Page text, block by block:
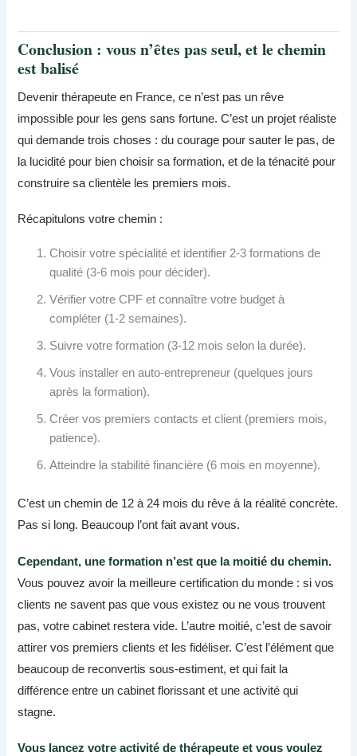
Conclusion : vous n’êtes pas seul, et le chemin
est balisé
Devenir thérapeute en France, ce n’est pas un rêve
impossible pour les gens sans fortune. C’est un projet réaliste
qui demande trois choses : du courage pour sauter le pas, de
la lucidité pour bien choisir sa formation, et de la ténacité pour
construire sa clientèle les premiers mois.
Récapitulons votre chemin :
Choisir votre spécialité et identifier 2-3 formations de
qualité (3-6 mois pour décider).
Vérifier votre CPF et connaître votre budget à
compléter (1-2 semaines).
Suivre votre formation (3-12 mois selon la durée).
Vous installer en auto-entrepreneur (quelques jours
après la formation).
Créer vos premiers contacts et client (premiers mois,
patience).
Atteindre la stabilité financière (6 mois en moyenne).
C’est un chemin de 12 à 24 mois du rêve à la réalité concrète.
Pas si long. Beaucoup l’ont fait avant vous.
Cependant, une formation n’est que la moitié du chemin.
Vous pouvez avoir la meilleure certification du monde : si vos
clients ne savent pas que vous existez ou ne vous trouvent
pas, votre cabinet restera vide. L’autre moitié, c’est de savoir
attirer vos premiers clients et les fidéliser. C’est l’élément que
beaucoup de reconvertis sous-estiment, et qui fait la
différence entre un cabinet florissant et une activité qui
stagne.
Vous lancez votre activité de thérapeute et vous voulez